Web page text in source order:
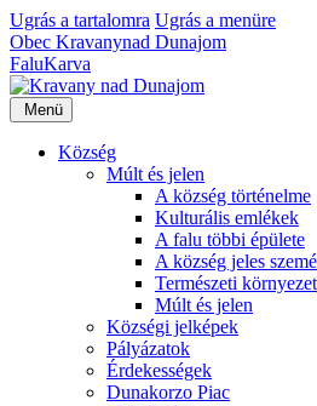
Ugrás a tartalomra Ugrás a menüre
Obec Kravanynad Dunajom
FaluKarva
Menü
Község
Múlt és jelen
A község történelme
Kulturális emlékek
A falu többi épülete
A község jeles
Természeti környezet
Múlt és jelen
Községi jelképek
Pályázatok
Érdekességek
Dunakorzo Piac